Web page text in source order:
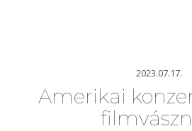
2023.07.17.
Amerikai